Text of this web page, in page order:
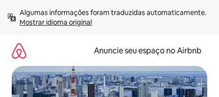
para
Mostrar idioma original
Anuncie seu espaço no Airbnb